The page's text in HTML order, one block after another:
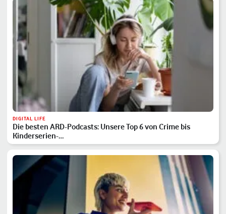
DIGITAL LIFE
Die besten ARD-Podcasts: Unsere Top 6 von Crime bis
Kinderserien-…